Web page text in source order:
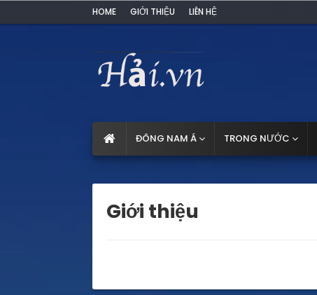
HOME GIỚI THIỆU LIÊN HỆ
ĐÔNG NAM Á TRONG NƯỚC
Giới thiệu